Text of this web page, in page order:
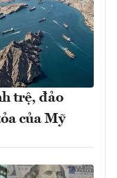
trệ, đảo
của Mỹ